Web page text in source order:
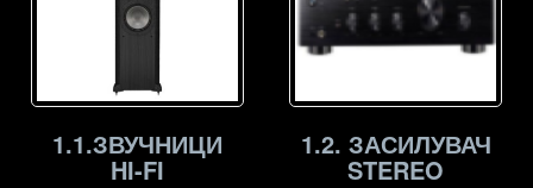
1.1.ЗВУЧНИЦИ
HI-FI
1.2. ЗАСИЛУВАЧ
STEREO